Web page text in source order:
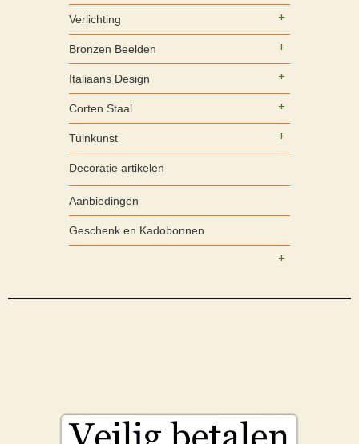
Verlichting
Bronzen Beelden
Italiaans Design
Corten Staal
Tuinkunst
Decoratie artikelen
Aanbiedingen
Geschenk en Kadobonnen